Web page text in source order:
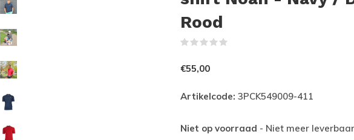
Rood
€55,00
Artikelcode: 3PCK549009-411
Niet op voorraad - Niet meer leverbaar